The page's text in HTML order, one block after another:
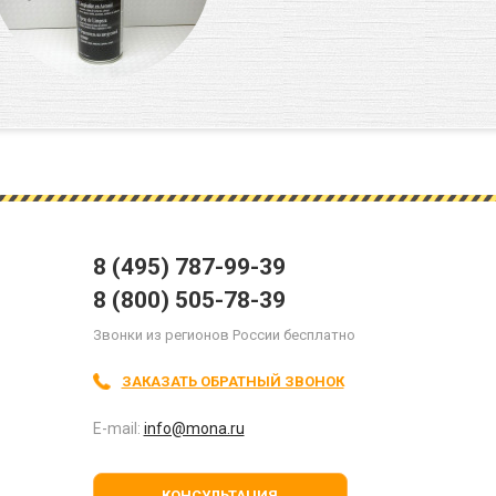
8 (495) 787-99-39
8 (800) 505-78-39
Звонки из регионов России бесплатно
ЗАКАЗАТЬ ОБРАТНЫЙ ЗВОНОК
E-mail: info@mona.ru